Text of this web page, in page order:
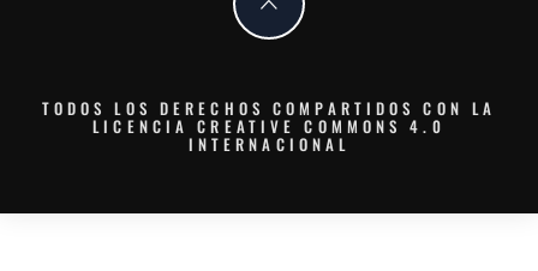
TODOS LOS DERECHOS COMPARTIDOS CON LA
LICENCIA CREATIVE COMMONS 4.0
INTERNACIONAL